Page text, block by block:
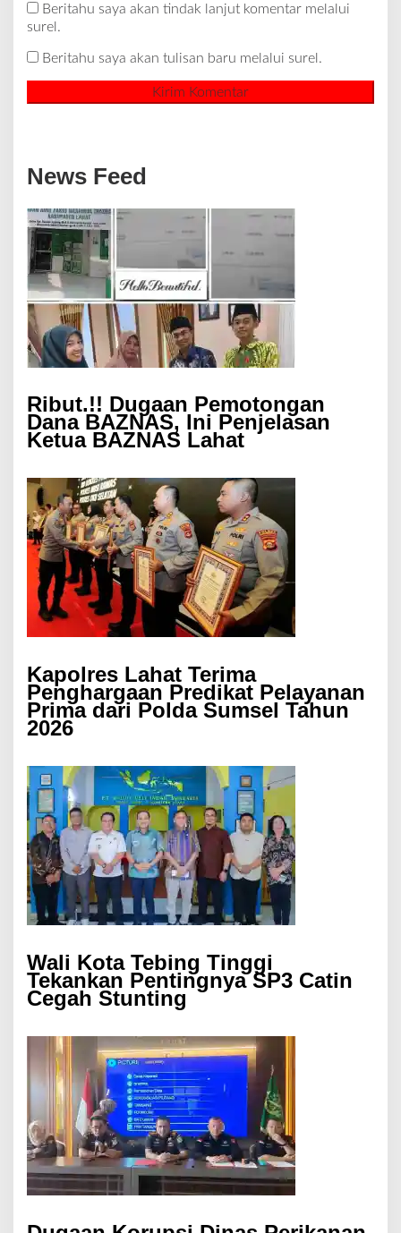
Beritahu saya akan tindak lanjut komentar melalui
surel.
Beritahu saya akan tulisan baru melalui surel.
News Feed
Ribut.!! Dugaan Pemotongan
Dana BAZNAS, Ini Penjelasan
Ketua BAZNAS Lahat
Kapolres Lahat Terima
Penghargaan Predikat Pelayanan
Prima dari Polda Sumsel Tahun
2026
Wali Kota Tebing Tinggi
Tekankan Pentingnya SP3 Catin
Cegah Stunting